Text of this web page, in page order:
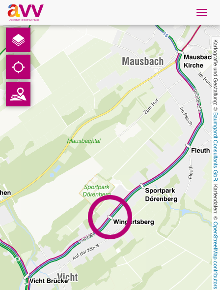
Deutsch
Downloads
Kontakt
Datenschutz
Impressum
Kartografie und Gestaltung: ©
Baumgardt Consultants GbR
, Kartendaten: ©
OpenStreetMap contributors